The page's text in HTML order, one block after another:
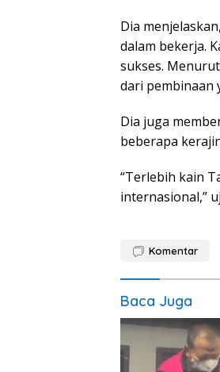
Dia
dalam bekerja.
sukses.
dari pembinaan
Dia juga
beberapa
“Terlebih kain
internasional,”
Komentar
Baca Juga